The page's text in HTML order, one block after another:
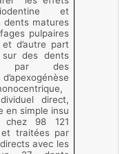
et
dents matures
pulpaires
d’autre part
sur des dents
par des
direct,
en simple insu.
chez 98
traitées par
avec les